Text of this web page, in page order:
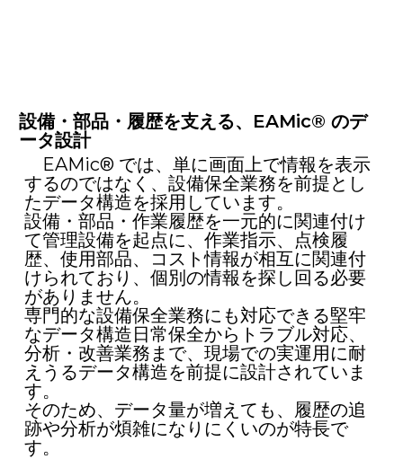
設備・部品・履歴を支える、EAMic® のデ
ータ設計
EAMic® では、単に画面上で情報を表示
するのではなく、設備保全業務を前提とし
たデータ構造を採用しています。
設備・部品・作業履歴を一元的に関連付け
て管理設備を起点に、作業指示、点検履
歴、使用部品、コスト情報が相互に関連付
けられており、個別の情報を探し回る必要
がありません。
専門的な設備保全業務にも対応できる堅牢
なデータ構造日常保全からトラブル対応、
分析・改善業務まで、現場での実運用に耐
えうるデータ構造を前提に設計されていま
す。
そのため、データ量が増えても、履歴の追
跡や分析が煩雑になりにくいのが特長で
す。